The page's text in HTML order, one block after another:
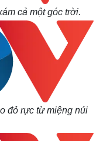
cả một góc trời.
đỏ rực từ miệng núi